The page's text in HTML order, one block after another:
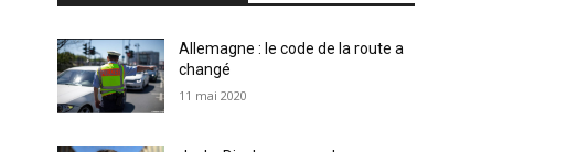
Allemagne : le code de la route a
changé
11 mai 2020